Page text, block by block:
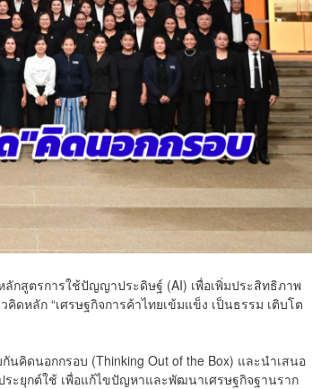
ลักสูตรการใช้ปัญญาประดิษฐ์ (AI) เพื่อเพิ่มประสิทธิภาพ
ดหลัก “เศรษฐกิจการค้าไทยเข้มแข็ง เป็นธรรม เติบโต
คิดนอกกรอบ (Thinking Out of the Box) และนำเสนอ
ะยุกต์ใช้ เพื่อแก้ไขปัญหาและพัฒนาเศรษฐกิจฐานราก